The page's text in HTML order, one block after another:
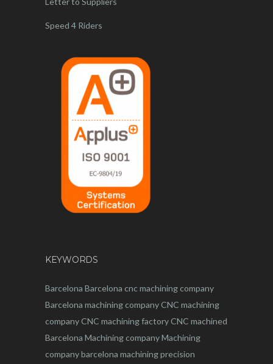
Speed 4 Riders
KEYWORDS
Barcelona Barcelona cncmachining company
Barcelona machining companyCNC machining
companyCNC machining factoryCNC machined
Barcelona Machining companyMachining
company barcelona machiningprecision